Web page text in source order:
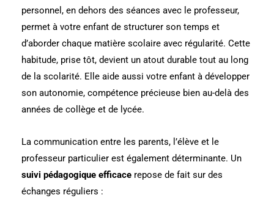
personnel, en dehors des séances avec le professeur,
permet à votre enfant de structurer son temps et
d’aborder chaque matière scolaire avec régularité. Cette
habitude, prise tôt, devient un atout durable tout au long
de la scolarité. Elle aide aussi votre enfant à développer
son autonomie, compétence précieuse bien au-delà des
années de collège et de lycée.
La communication entre les parents, l’élève et le
professeur particulier est également déterminante. Un
suivi pédagogique efficace repose de fait sur des
échanges réguliers :